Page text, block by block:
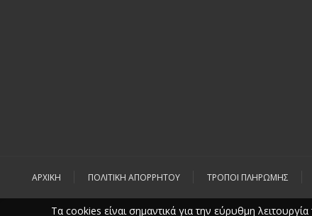
ΑΡΧΙΚΉ ΠΟΛΙΤΙΚΉ ΑΠΟΡΡΉΤΟΥ ΤΡΌΠΟΙ ΠΛΗΡΩΜΉΣ
Τα cookies είναι σημαντικά για την εύρυθμη